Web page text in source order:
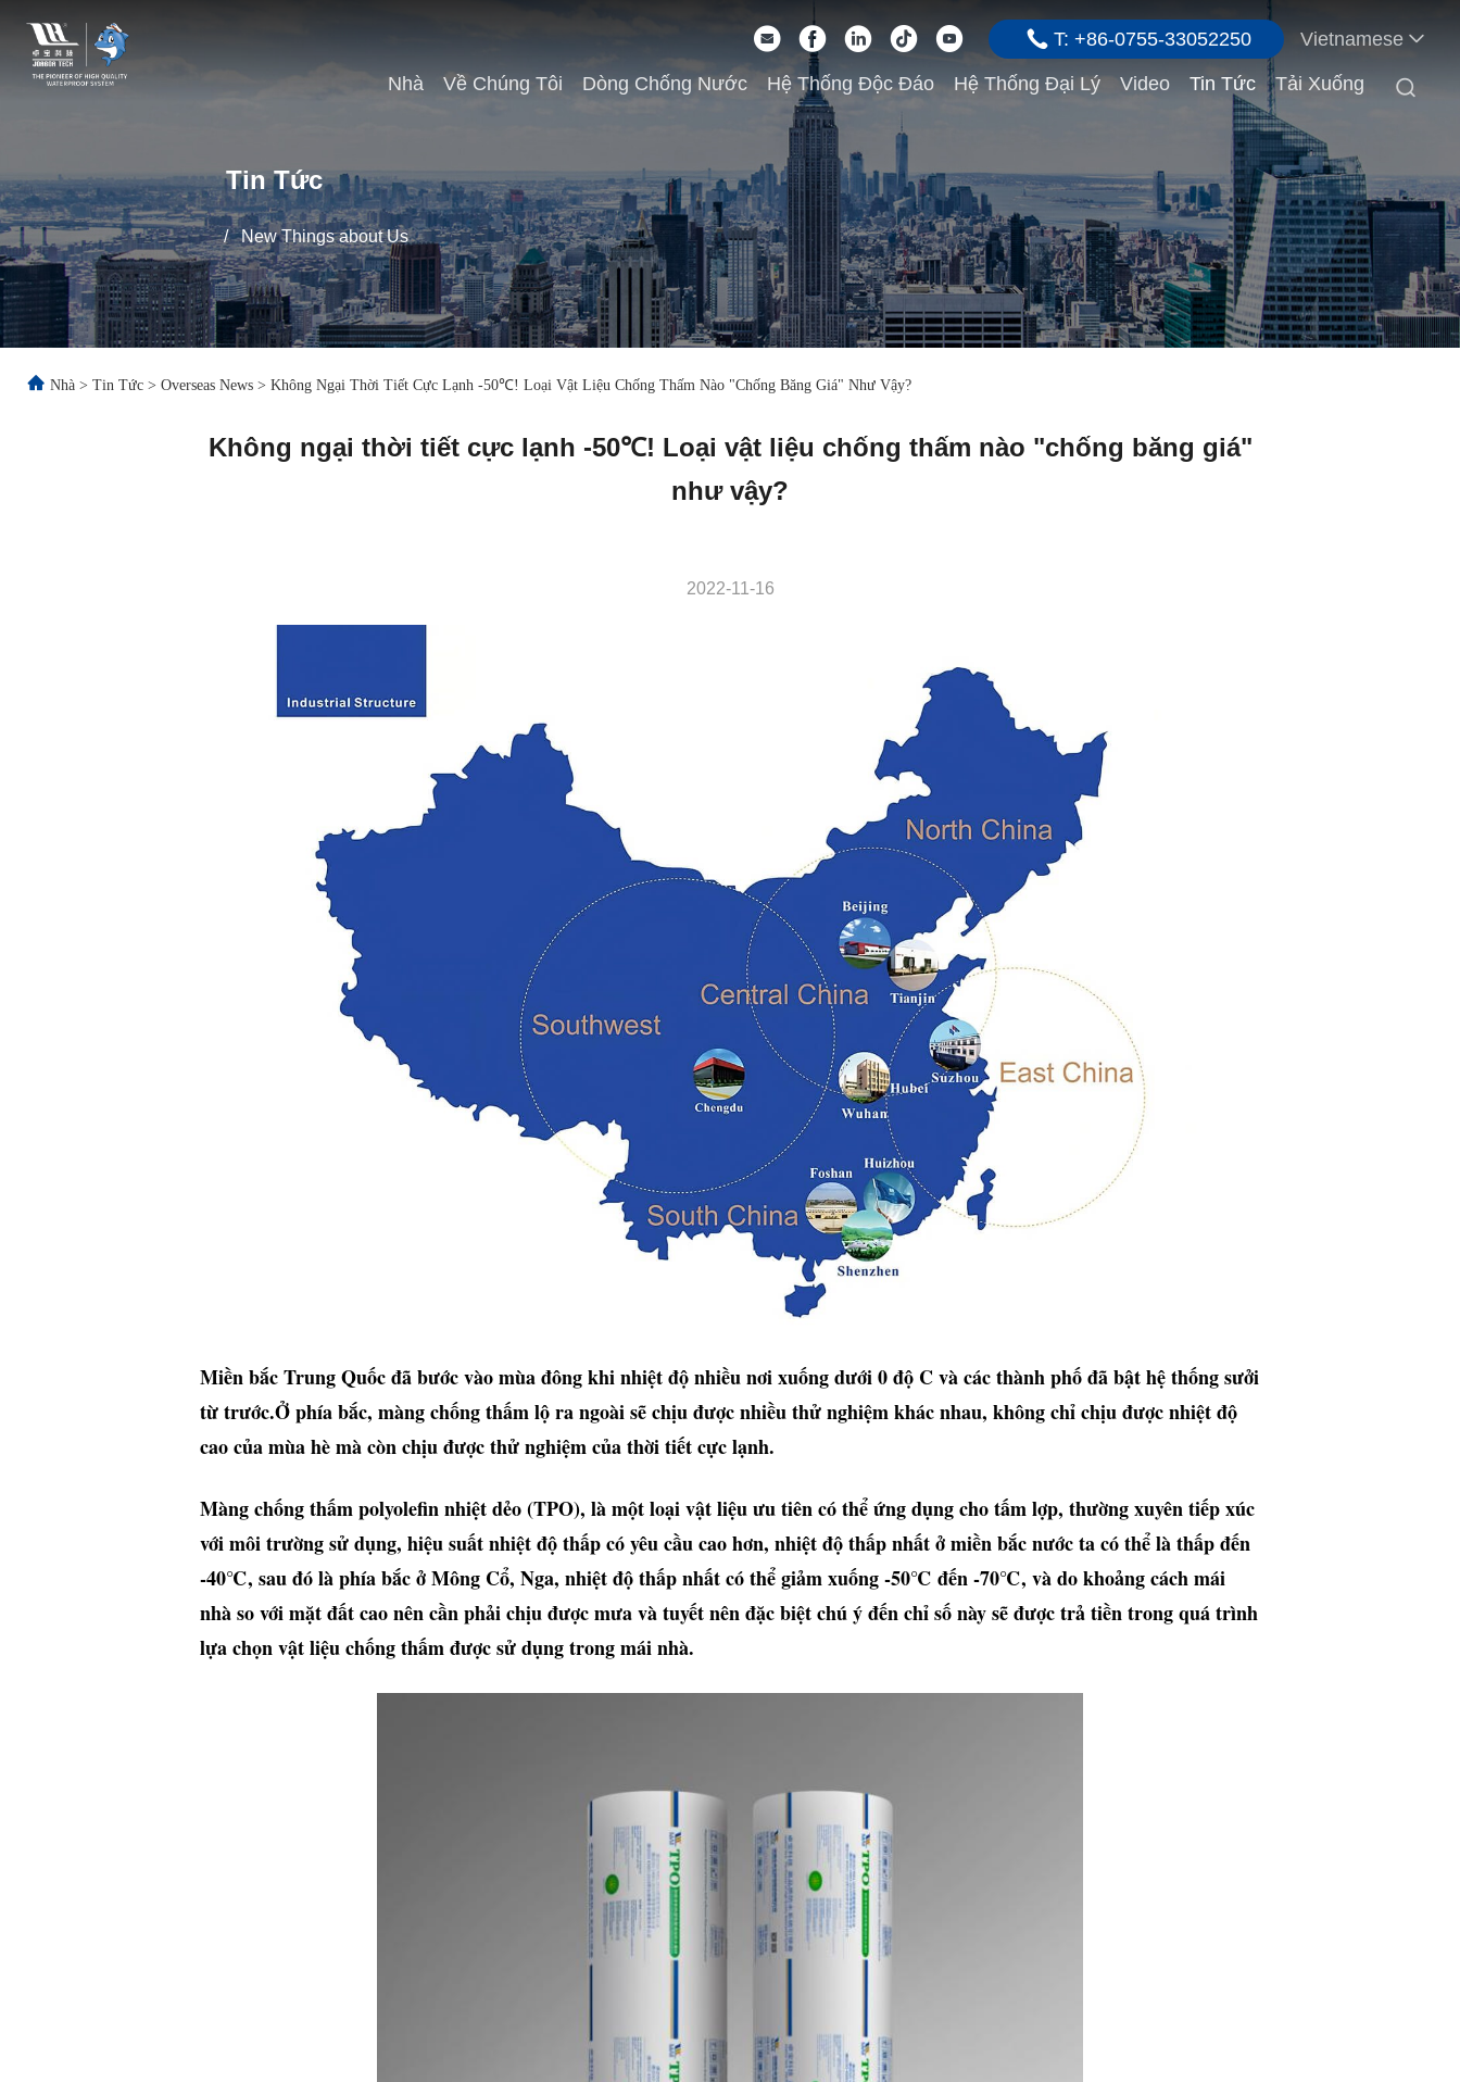
T: +86-0755-33052250 Vietnamese
Nhà Về Chúng Tôi Dòng Chống Nước Hệ Thống Độc Đáo Hệ Thống Đại Lý Video Tin Tức Tải Xuống 
Tin Tức
/ New Things about Us
Nhà > Tin Tức > Overseas News > Không Ngại Thời Tiết Cực Lạnh -50℃! Loại Vật Liệu Chống Thấm Nào "chống Băng Giá" Như Vậy?
Không ngại thời tiết cực lạnh -50℃! Loại vật liệu chống thấm nào "chống băng giá"
như vậy?
2022-11-16
Miền bắc Trung Quốc đã bước vào mùa đông khi nhiệt độ nhiều nơi xuống dưới 0 độ C và các thành phố đã bật hệ thống sưởi
từ trước.Ở phía bắc, màng chống thấm lộ ra ngoài sẽ chịu được nhiều thử nghiệm khác nhau, không chỉ chịu được nhiệt độ
cao của mùa hè mà còn chịu được thử nghiệm của thời tiết cực lạnh.
Màng chống thấm polyolefin nhiệt dẻo (TPO), là một loại vật liệu ưu tiên có thể ứng dụng cho tấm lợp, thường xuyên tiếp xúc
với môi trường sử dụng, hiệu suất nhiệt độ thấp có yêu cầu cao hơn, nhiệt độ thấp nhất ở miền bắc nước ta có thể là thấp đến
-40℃, sau đó là phía bắc ở Mông Cổ, Nga, nhiệt độ thấp nhất có thể giảm xuống -50℃ đến -70℃, và do khoảng cách mái
nhà so với mặt đất cao nên cần phải chịu được mưa và tuyết nên đặc biệt chú ý đến chỉ số này sẽ được trả tiền trong quá trình
lựa chọn vật liệu chống thấm được sử dụng trong mái nhà.